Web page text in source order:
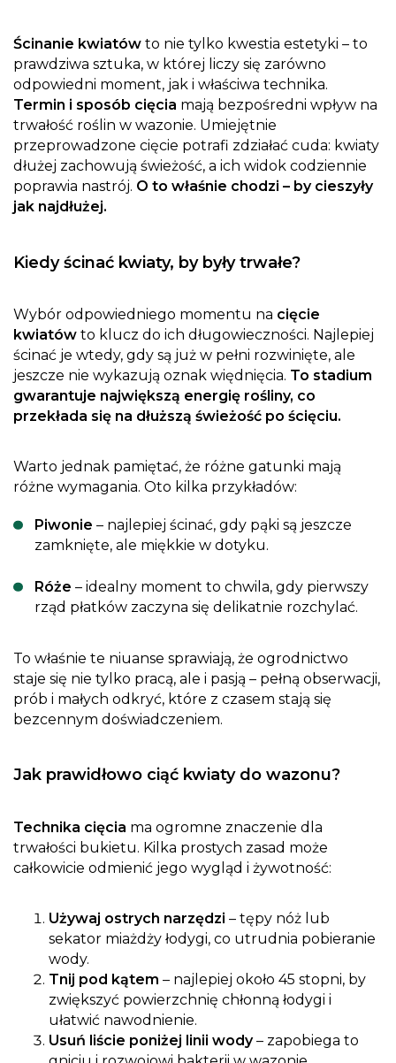
Ścinanie kwiatów to nie tylko kwestia estetyki – to
prawdziwa sztuka, w której liczy się zarówno
odpowiedni moment, jak i właściwa technika.
Termin i sposób cięcia mają bezpośredni wpływ na
trwałość roślin w wazonie. Umiejętnie
przeprowadzone cięcie potrafi zdziałać cuda: kwiaty
dłużej zachowują świeżość, a ich widok codziennie
poprawia nastrój. O to właśnie chodzi – by cieszyły
jak najdłużej.
Kiedy ścinać kwiaty, by były trwałe?
Wybór odpowiedniego momentu na cięcie
kwiatów to klucz do ich długowieczności. Najlepiej
ścinać je wtedy, gdy są już w pełni rozwinięte, ale
jeszcze nie wykazują oznak więdnięcia. To stadium
gwarantuje największą energię rośliny, co
przekłada się na dłuższą świeżość po ścięciu.
Warto jednak pamiętać, że różne gatunki mają
różne wymagania. Oto kilka przykładów:
Piwonie – najlepiej ścinać, gdy pąki są jeszcze
zamknięte, ale miękkie w dotyku.
Róże – idealny moment to chwila, gdy pierwszy
rząd płatków zaczyna się delikatnie rozchylać.
To właśnie te niuanse sprawiają, że ogrodnictwo
staje się nie tylko pracą, ale i pasją – pełną obserwacji,
prób i małych odkryć, które z czasem stają się
bezcennym doświadczeniem.
Jak prawidłowo ciąć kwiaty do wazonu?
Technika cięcia ma ogromne znaczenie dla
trwałości bukietu. Kilka prostych zasad może
całkowicie odmienić jego wygląd i żywotność:
Używaj ostrych narzędzi – tępy nóż lub
sekator miażdży łodygi, co utrudnia pobieranie
wody.
Tnij pod kątem – najlepiej około 45 stopni, by
zwiększyć powierzchnię chłonną łodygi i
ułatwić nawodnienie.
Usuń liście poniżej linii wody– zapobiega to